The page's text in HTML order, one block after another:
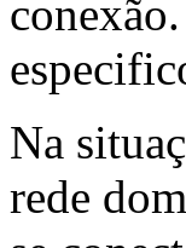
Na
rede